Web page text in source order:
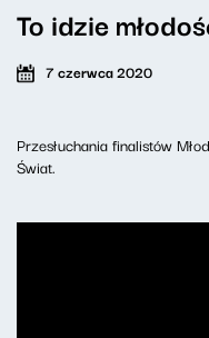
To idzie
7 czerwca 2020
Przesłuchania finalistów
Świat.